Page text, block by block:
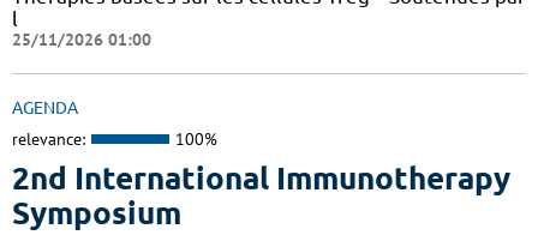
l
25/11/2026 01:00
AGENDA
relevance: 100%
2nd International Immunotherapy
Symposium